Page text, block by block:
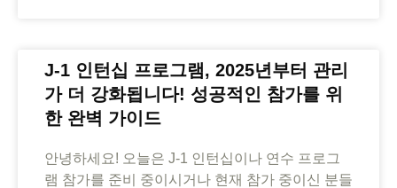
J-1 인턴십 프로그램, 2025년부터 관리
가 더 강화됩니다! 성공적인 참가를 위
한 완벽 가이드
안녕하세요! 오늘은 J-1 인턴십이나 연수 프로그
램 참가를 준비 중이시거나 현재 참가 중이신 분들